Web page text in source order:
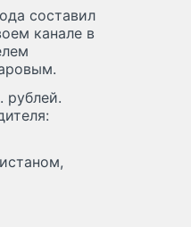
составил
канале в
рублей.